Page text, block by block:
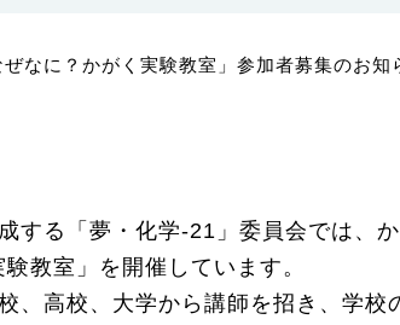
なに？かがく実験教室」参加者募集のお知
する「夢・化学‐21」委員会では、
教室」を開催しています。
、高校、大学から講師を招き、学